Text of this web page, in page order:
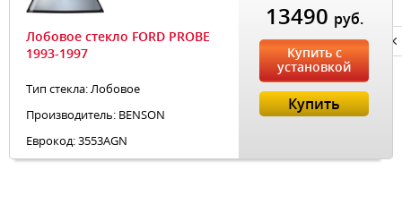
Лобовое стекло FORD PROBE
1993-1997
Тип стекла: Лобовое
Производитель: BENSON
Еврокод: 3553AGN
13490 руб.
Купить с
установкой
Купить
Privacy notice